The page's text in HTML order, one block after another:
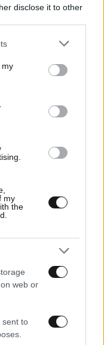
disclose it to other
or more Google
You may click to
third-party tags to
in below Google
my
my
the
web or
sent to